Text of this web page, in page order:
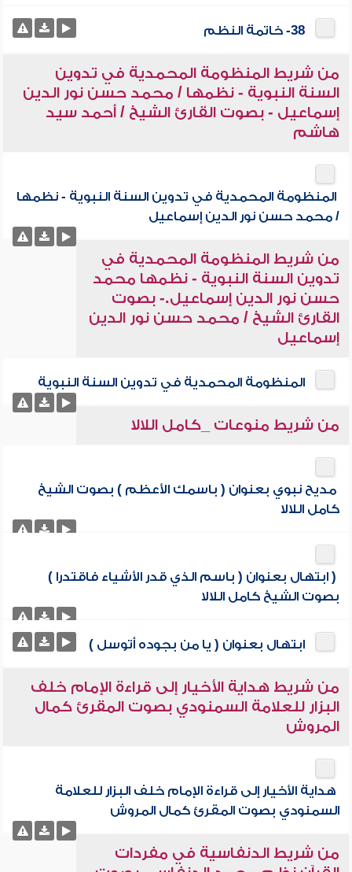
38- خاتمة النظم
من شريط المنظومة المحمدية في تدوين
السنة النبوية - نظمها / محمد حسن نور الدين
إسماعيل - بصوت القارئ الشيخ / أحمد سيد
هاشم
المنظومة المحمدية في تدوين السنة النبوية - نظمها
/ محمد حسن نور الدين إسماعيل
من شريط المنظومة المحمدية في
تدوين السنة النبوية - نظمها محمد
حسن نور الدين إسماعيل.- بصوت
القارئ الشيخ / محمد حسن نور الدين
إسماعيل
المنظومة المحمدية في تدوين السنة النبوية
من شريط منوعات _كامل اللالا
مديح نبوي بعنوان ( باسمك الأعظم ) بصوت الشيخ
كامل اللالا
( ابتهال بعنوان ( باسم الذي قدر الأشياء فاقتدرا )
بصوت الشيخ كامل اللالا
ابتهال بعنوان ( يا من بجوده أتوسل )
من شريط هداية الأخيار إلى قراءة الإمام خلف
البزار للعلامة السمنودي بصوت المقرئ كمال
المروش
هداية الأخيار إلى قراءة الإمام خلف البزار للعلامة
السمنودي بصوت المقرئ كمال المروش
من شريط الدنفاسية في مفردات